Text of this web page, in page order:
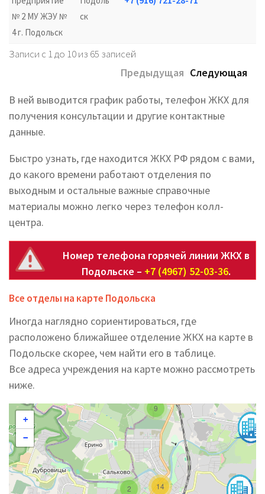
№ 2 МУ ЖЭУ №
4 г. Подольск
ск
Записи с 1 до 10 из 65 записей
Предыдущая Следующая
В ней выводится график работы, телефон ЖКХ для
получения консультации и другие контактные
данные.
Быстро узнать, где находится ЖКХ РФ рядом с вами,
до какого времени работают отделения по
выходным и остальные важные справочные
материалы можно легко через телефон колл-
центра.
Номер телефона горячей линии ЖКХ в
Подольске – +7 (4967) 52-03-36.
Все отделы на карте Подольска
Иногда наглядно сориентироваться, где
расположено ближайшее отделение ЖКХ на карте в
Подольске скорее, чем найти его в таблице.
Все адреса учреждения на карте можно рассмотреть
ниже.
9
14
2
+
−